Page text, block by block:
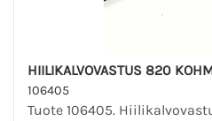
HIILIKALVOVASTUS 820
106405
Tuote 106405.